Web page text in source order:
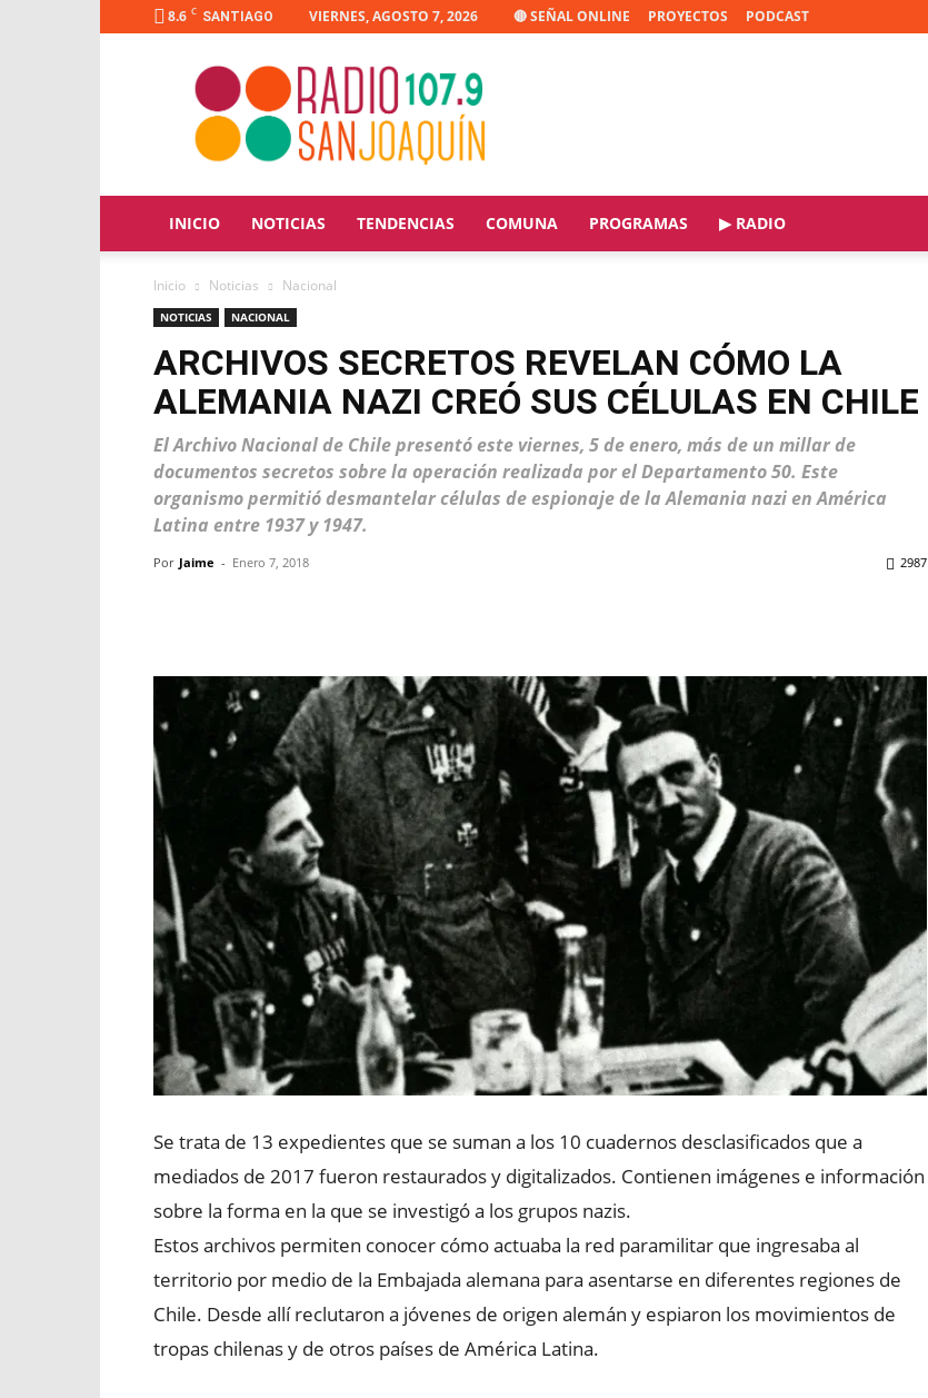
8.6 C SANTIAGO VIERNES, AGOSTO 7, 2026 🔴 SEÑAL ONLINE PROYECTOS PODCAST
Radio
Joaquín
INICIO NOTICIAS TENDENCIAS COMUNA PROGRAMAS ▶ RADIO
Inicio Noticias Nacional
NOTICIAS NACIONAL
ARCHIVOS SECRETOS REVELAN CÓMO LA
ALEMANIA NAZI CREÓ SUS CÉLULAS EN CHILE
El Archivo Nacional de Chile presentó este viernes, 5 de enero, más de un millar de
documentos secretos sobre la operación realizada por el Departamento 50. Este
organismo permitió desmantelar células de espionaje de la Alemania nazi en América
Latina entre 1937 y 1947.
Por Jaime - Enero 7, 2018 2987
Se trata de 13 expedientes que se suman a los 10 cuadernos desclasificados que a
mediados de 2017 fueron restaurados y digitalizados. Contienen imágenes e información
sobre la forma en la que se investigó a los grupos nazis.
Estos archivos permiten conocer cómo actuaba la red paramilitar que ingresaba al
territorio por medio de la Embajada alemana para asentarse en diferentes regiones de
Chile. Desde allí reclutaron a jóvenes de origen alemán y espiaron los movimientos de
tropas chilenas y de otros países de América Latina.